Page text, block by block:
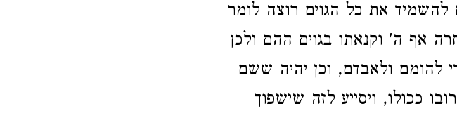
להשמיד את כל הגוים רוצה לומר
אף ה' וקנאתו בגוים ההם ולכן
להומם ולאבדם, וכן יהיה ששם
ככולו, ויסייע לזה שישפוך